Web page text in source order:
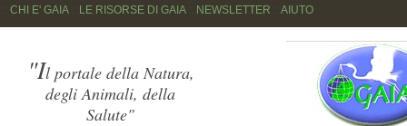
CHI E' GAIA:: LE RISORSE DI GAIA:: NEWSLETTER AIUTO
"Il portale della Natura,
degli Animali, della
Salute"